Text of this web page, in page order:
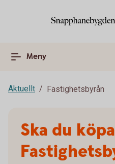
Meny
Aktuellt Fastighetsbyrån
Ska du